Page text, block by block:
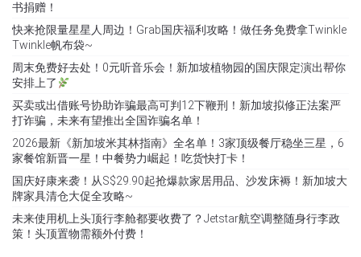
书捐赠！
快来抢限量星星人周边！Grab国庆福利攻略！做任务免费拿Twinkle
Twinkle帆布袋~
周末免费好去处！0元听音乐会！新加坡植物园的国庆限定演出帮你
安排上了
买卖或出借账号协助诈骗最高可判12下鞭刑！新加坡拟修正法案严
打诈骗，未来有望推出全国诈骗名单！
2026最新《新加坡米其林指南》全名单！3家顶级餐厅稳坐三星，6
家餐馆新晋一星！中餐势力崛起！吃货快打卡！
国庆好康来袭！从S$29.90起抢爆款家居用品、沙发床褥！新加坡大
牌家具清仓大促全攻略~
未来使用机上头顶行李舱都要收费了？Jetstar航空调整随身行李政
策！头顶置物需额外付费！